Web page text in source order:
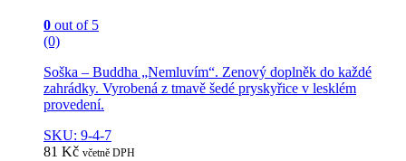
0 out of 5
(0)
Soška – Buddha „Nemluvím“. Zenový doplněk do každé
zahrádky. Vyrobená z tmavě šedé pryskyřice v lesklém
provedení.
SKU: 9-4-7
81 Kč včetně DPH